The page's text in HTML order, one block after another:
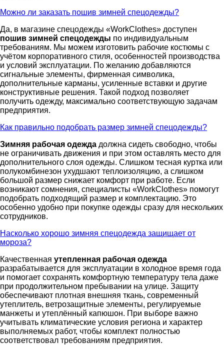
Можно ли заказать пошив зимней спецодежды?
Да, в магазине спецодежды «WorkClothes» доступен
пошив зимней спецодежды по индивидуальным
требованиям. Мы можем изготовить рабочие костюмы с
учётом корпоративного стиля, особенностей производства
и условий эксплуатации. По желанию добавляются
сигнальные элементы, фирменная символика,
дополнительные карманы, усиленные вставки и другие
конструктивные решения. Такой подход позволяет
получить одежду, максимально соответствующую задачам
предприятия.
Как правильно подобрать размер зимней спецодежды?
Зимняя рабочая одежда должна сидеть свободно, чтобы
не ограничивать движения и при этом оставлять место для
дополнительного слоя одежды. Слишком тесная куртка или
полукомбинезон ухудшают теплоизоляцию, а слишком
большой размер снижает комфорт при работе. Если
возникают сомнения, специалисты «WorkClothes» помогут
подобрать подходящий размер и комплектацию. Это
особенно удобно при покупке одежды сразу для нескольких
сотрудников.
Насколько хорошо зимняя спецодежда защищает от
мороза?
Качественная утепленная рабочая одежда
разрабатывается для эксплуатации в холодное время года
и помогает сохранять комфортную температуру тела даже
при продолжительном пребывании на улице. Защиту
обеспечивают плотная внешняя ткань, современный
утеплитель, ветрозащитные элементы, регулируемые
манжеты и утеплённый капюшон. При выборе важно
учитывать климатические условия региона и характер
выполняемых работ, чтобы комплект полностью
соответствовал требованиям предприятия.